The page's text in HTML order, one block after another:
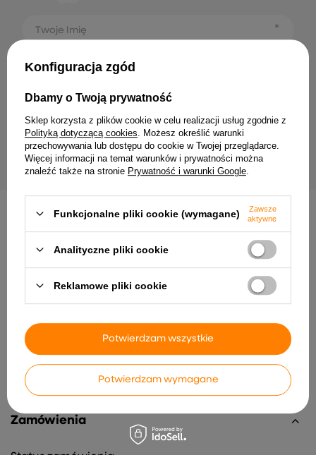
Twoje Imię
Twój email
osobowych (adres e-mail) na potrzeby wysyłki
newslettera z informacją handlową (marketing). Więcej
wpolityce prywatności.
ZAPISZ SIĘ
Dostawa ZamówienieZwroty Pomoc
Zamówienia
Konfiguracja zgód
Dbamy o Twoją prywatność
Sklep korzysta z plików cookie w celu realizacji usług zgodnie z
Polityką dotyczącą cookies . Możesz określić warunki
przechowywania lub dostępu do cookie w Twojej przeglądarce.
Więcej informacji na temat warunków i prywatności można
znaleźć także na stronie Prywatność i warunki Google
Funkcjonalne pliki cookie (wymagane)
Zawsze
aktywne
Analityczne pliki cookie
Reklamowe pliki cookie
Potwierdzam wymagane
Potwierdzam wszystkie